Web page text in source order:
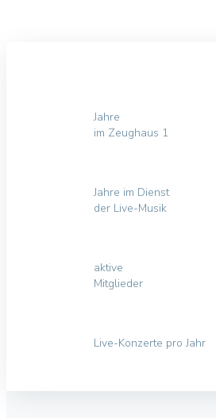
Jahre
im Zeughaus 1
Jahre im Dienst
der Live-Musik
aktive
Mitglieder
Live-Konzerte pro Jahr